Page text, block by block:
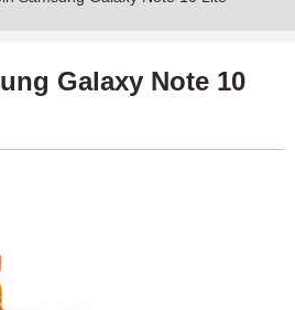
Galaxy Note 10